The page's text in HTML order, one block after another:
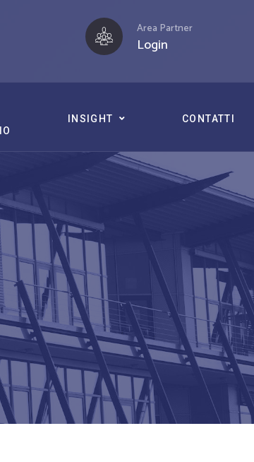
Area Partner
Login
INSIGHT CONTATTI